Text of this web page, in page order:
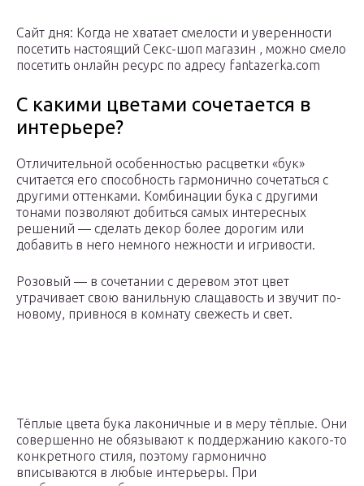
Сайт дня: Когда не хватает смелости и уверенности
посетить настоящий Секс-шоп магазин , можно смело
посетить онлайн ресурс по адресу fantazerka.com
С какими цветами сочетается в
интерьере?
Отличительной особенностью расцветки «бук»
считается его способность гармонично сочетаться с
другими оттенками. Комбинации бука с другими
тонами позволяют добиться самых интересных
решений — сделать декор более дорогим или
добавить в него немного нежности и игривости.
Розовый — в сочетании с деревом этот цвет
утрачивает свою ванильную слащавость и звучит по-
новому, привнося в комнату свежесть и свет.
Тёплые цвета бука лаконичные и в меру тёплые. Они
совершенно не обязывают к поддержанию какого-то
конкретного стиля, поэтому гармонично
вписываются в любые интерьеры. При